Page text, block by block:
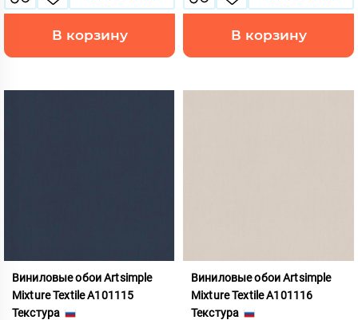
В корзину В корзину
Виниловые обои Artsimple
Mixture Textile A101115
Текстура
Виниловые обои Artsimple
Mixture Textile A101116
Текстура